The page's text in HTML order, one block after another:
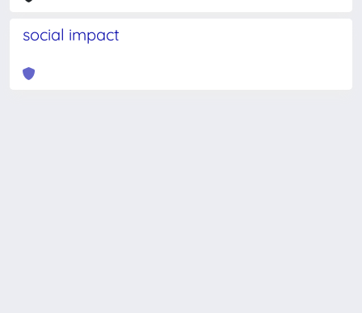
social impact